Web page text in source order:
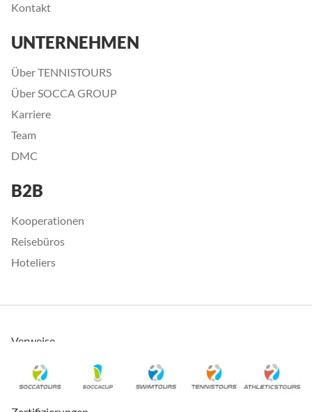
Kontakt
UNTERNEHMEN
Über TENNISTOURS
Über SOCCA GROUP
Karriere
Team
DMC
B2B
Kooperationen
Reisebüros
Hoteliers
Verweise